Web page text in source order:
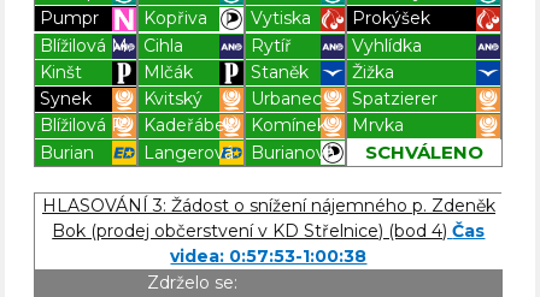
Pumpr
Kopřiva Vytiska
Prokýšek
Blížilová M. Cihla Rytíř
Vyhlídka
Kinšt
Mlčák Staněk
Žižka
Synek
Kvitský Urbanec
Spatzierer
Blížilová P.
Kadeřábek Komínek
Mrvka
Burian
Langerová Burianová SCHVÁLENO
HLASOVÁNÍ 3: Žádost o snížení nájemného p. Zdeněk
Bok (prodej občerstvení v KD Střelnice) (bod 4) Čas
videa: 0:57:53-1:00:38
Zdrželo se: